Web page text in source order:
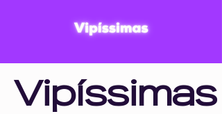
Vipíssimas